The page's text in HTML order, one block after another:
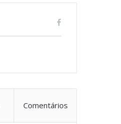
Comentários